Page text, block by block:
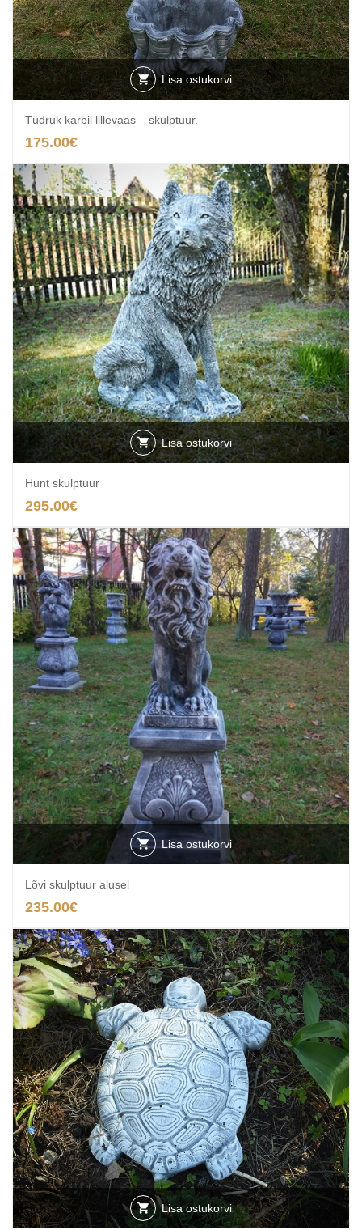
Lisa ostukorvi
Tüdruk karbil lillevaas – skulptuur.
175.00€
Lisa ostukorvi
Hunt skulptuur
295.00€
Lisa ostukorvi
Lõvi skulptuur alusel
235.00€
Lisa ostukorvi